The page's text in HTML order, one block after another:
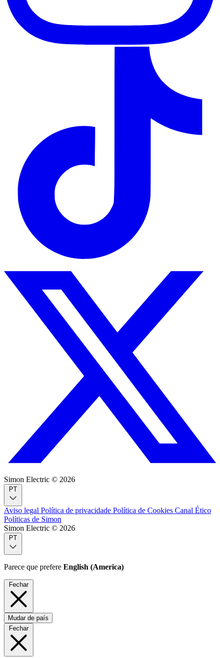
Simon Electric © 2026
Aviso legal Política de privacidade Política de Cookies Canal Ético
Políticas de Simon
Simon Electric © 2026
Parece que prefere English (America)
Fechar
Mudar de país
Fechar